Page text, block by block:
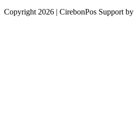
Copyright 2026 | CirebonPos Support by